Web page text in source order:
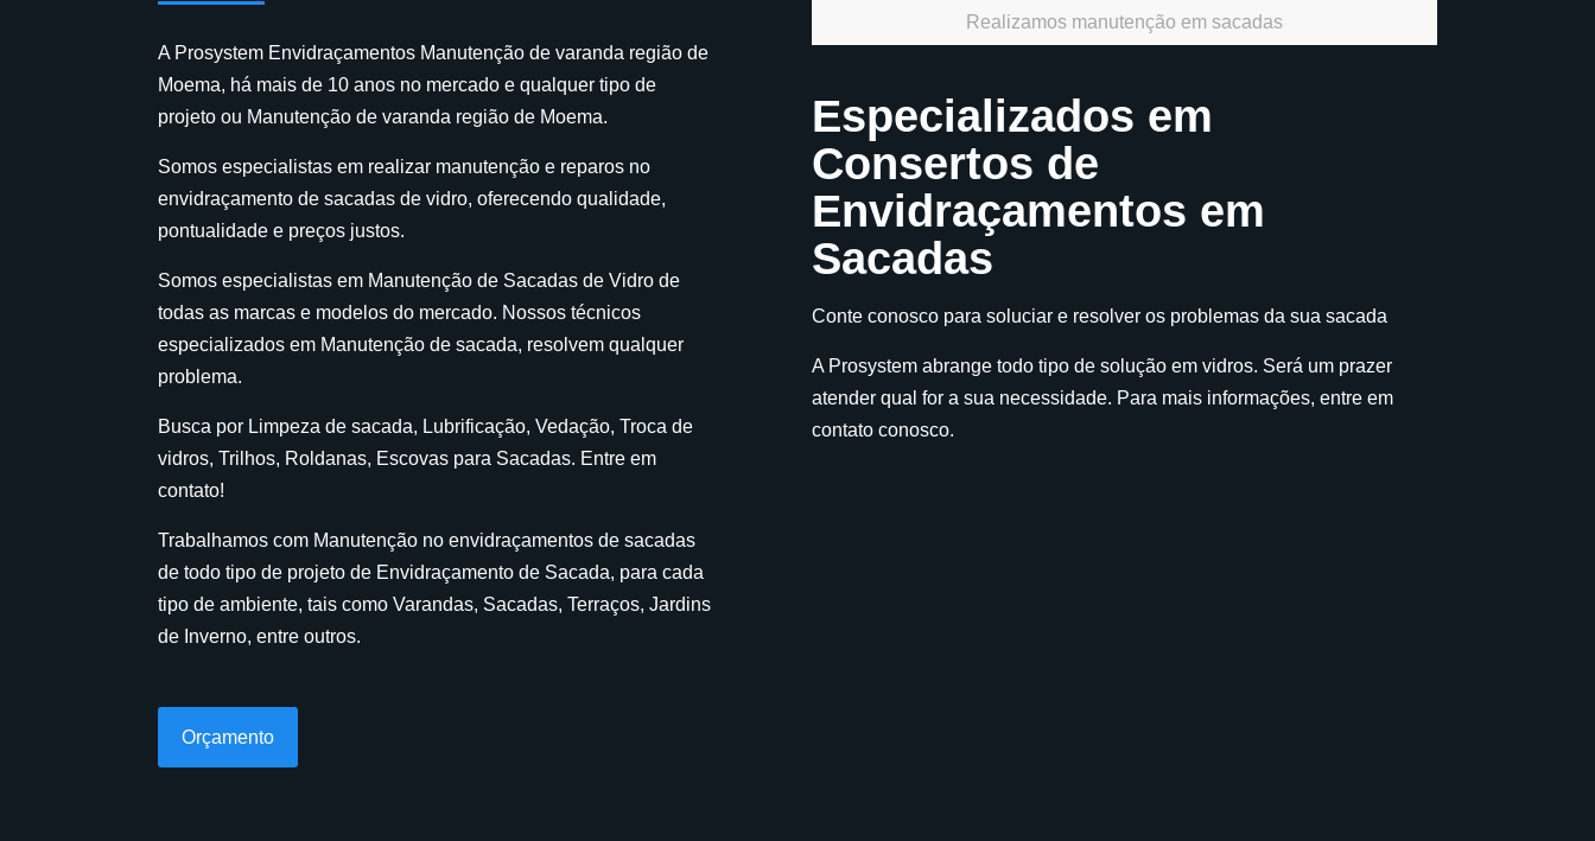
A Prosystem Envidraçamentos Manutenção de varanda região de
Moema, há mais de 10 anos no mercado e qualquer tipo de
projeto ou Manutenção de varanda região de Moema.
Somos especialistas em realizar manutenção e reparos no
envidraçamento de sacadas de vidro, oferecendo qualidade,
pontualidade e preços justos.
Somos especialistas em Manutenção de Sacadas de Vidro de
todas as marcas e modelos do mercado. Nossos técnicos
especializados em Manutenção de sacada, resolvem qualquer
problema.
Busca por Limpeza de sacada, Lubrificação, Vedação, Troca de
vidros, Trilhos, Roldanas, Escovas para Sacadas. Entre em
contato!
Trabalhamos com Manutenção no envidraçamentos de sacadas
de todo tipo de projeto de Envidraçamento de Sacada, para cada
tipo de ambiente, tais como Varandas, Sacadas, Terraços, Jardins
de Inverno, entre outros.
Orçamento
Realizamos manutenção em sacadas
Especializados em
Consertos de
Envidraçamentos em
Sacadas
Conte conosco para soluciar e resolver os problemas da sua sacada
A Prosystem abrange todo tipo de solução em vidros. Será um prazer
atender qual for a sua necessidade. Para mais informações, entre em
contato conosco.